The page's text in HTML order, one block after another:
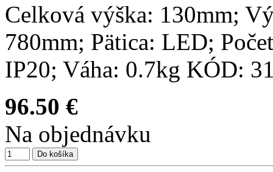
Celková výška: 130mm;
780mm; Pätica: LED;
IP20; Váha: 0.7kg KÓD:
96.50 €
Na objednávku